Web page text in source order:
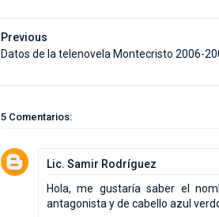
Previous
Datos de la telenovela Montecristo 2006-
5 Comentarios:
Lic. Samir Rodríguez
Hola, me gustaría saber el
antagonista y de cabello azul